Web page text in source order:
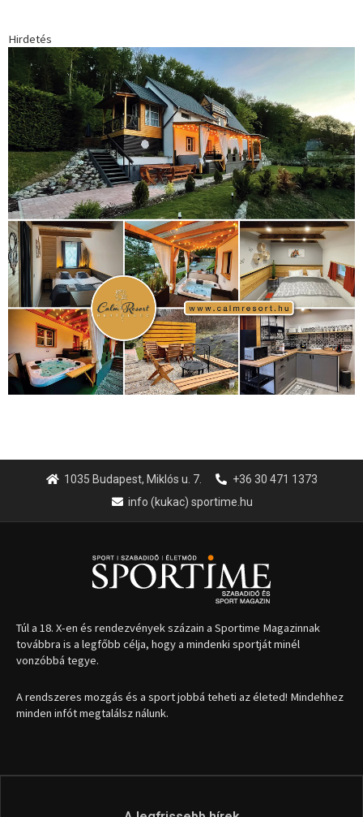
Hirdetés
1035 Budapest, Miklós u. 7.
+36 30 471 1373
info (kukac) sportime.hu
Túl a 18. X-en és rendezvények százain a Sportime Magazinnak
továbbra is a legfőbb célja, hogy a mindenki sportját minél
vonzóbbá tegye.
A rendszeres mozgás és a sport jobbá teheti az életed! Mindehhez
minden infót megtalálsz nálunk.